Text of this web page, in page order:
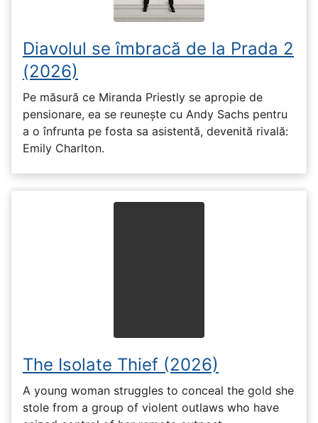
Diavolul se îmbracă de la Prada 2
(2026)
Pe măsură ce Miranda Priestly se apropie de
pensionare, ea se reunește cu Andy Sachs pentru
a o înfrunta pe fosta sa asistentă, devenită rivală:
Emily Charlton.
The Isolate Thief (2026)
A young woman struggles to conceal the gold she
stole from a group of violent outlaws who have